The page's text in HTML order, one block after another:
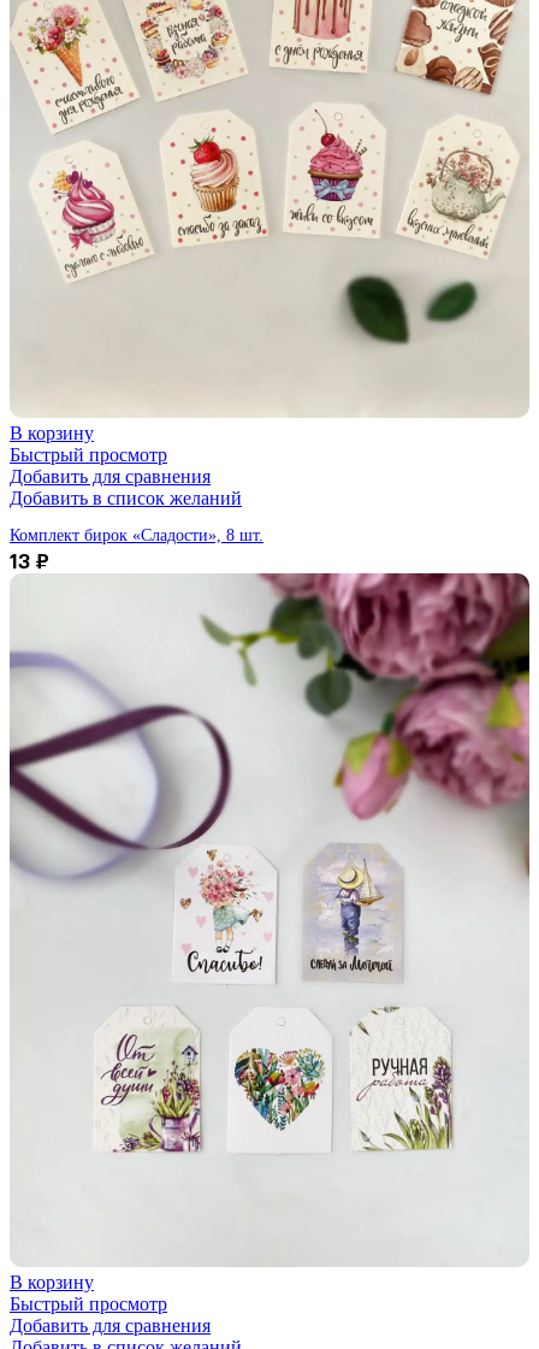
В корзину
Быстрый просмотр
Добавить для сравнения
Добавить в список желаний
Комплект бирок «Сладости», 8 шт.
13 ₽
В корзину
Быстрый просмотр
Добавить для сравнения